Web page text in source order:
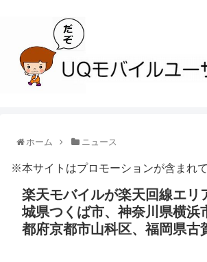
ホーム ニュース
※本サイトはプロモーションが含まれ
楽天モバイルが楽天回線エリ
城県つくば市、神奈川県横浜
都府京都市山科区、福岡県古